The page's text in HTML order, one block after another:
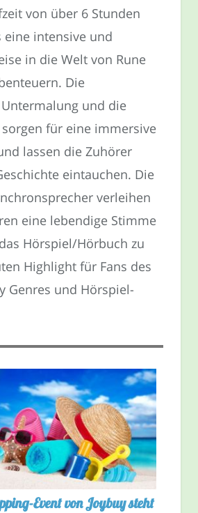
von über 6 Stunden
eine intensive und
in die Welt von Rune
Die
und die
für eine immersive
lassen die Zuhörer
eintauchen. Die
verleihen
eine lebendige Stimme
Hörspiel/Hörbuch zu
Highlight für Fans des
Genres und Hörspiel-
Event von Joybuy steht